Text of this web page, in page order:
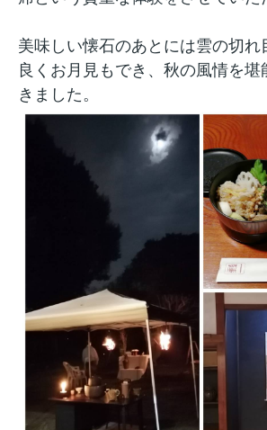
美味しい懐石のあとには雲の切れ
良くお月見もでき、秋の風情を
きました。